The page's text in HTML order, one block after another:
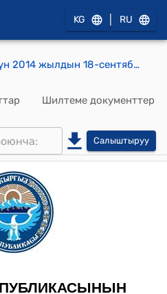
KG RU
КР Өкмөтүнүн 2014 жылдын 18-сентябрындагы № 404-б (Кыргыз Республикасынын Мамлекеттик улуттук коопсуздук комитети менен Индия Республикасынын Тышкы чалгындоо кызматынын Изилдөө жана аналитикалык мекемесинин ортосундагы кызматташуу жөнүндө меморандумдун тиркелген долбооруна макулдук берүү боюнча) буйругу
Шилтеме документтер
Салыштыруу